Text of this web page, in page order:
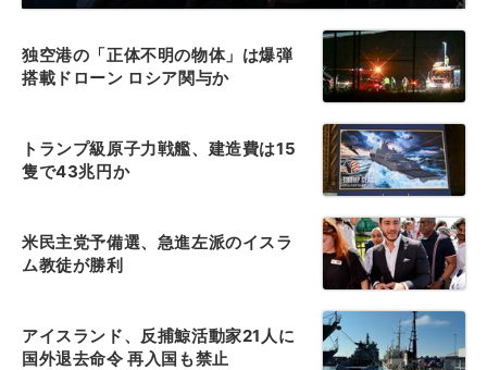
独空港の「正体不明の物体」は爆弾
搭載ドローン ロシア関与か
トランプ級原子力戦艦、建造費は15
隻で43兆円か
米民主党予備選、急進左派のイスラ
ム教徒が勝利
アイスランド、反捕鯨活動家21人に
国外退去命令 再入国も禁止